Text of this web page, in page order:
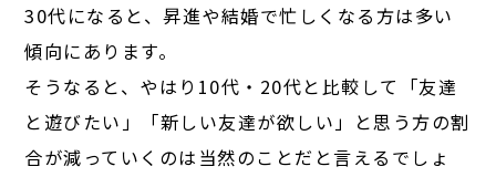
30代になると、昇進や結婚で忙しくなる方は多い
傾向にあります。
そうなると、やはり10代・20代と比較して「友達
と遊びたい」「新しい友達が欲しい」と思う方の割
合が減っていくのは当然のことだと言えるでしょ